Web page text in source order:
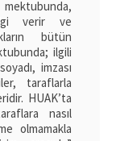
verir ve
bütün
ilgili
imzası
taraflarla
HUAK’ta
nasıl
olmamakla